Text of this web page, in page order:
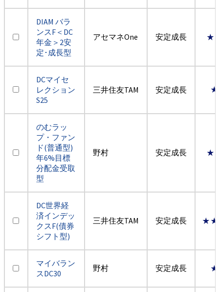
DIAM バラ
ンスF＜DC
年金＞2安
定･成長型
アセマネOne 安定成長
DCマイセ
レクション
S25
三井住友TAM 安定成長
のむラッ
プ・ファン
ド(普通型)
年6%目標
分配金受取
型
野村 安定成長
DC世界経
済インデッ
クスF(債券
シフト型)
三井住友TAM 安定成長
マイバラン
スDC30
野村 安定成長